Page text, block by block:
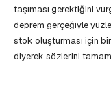
taşıması gerektiğini
deprem gerçeğiyle
stok oluşturması için
diyerek sözlerini